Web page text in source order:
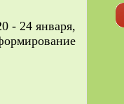
- 24 января,